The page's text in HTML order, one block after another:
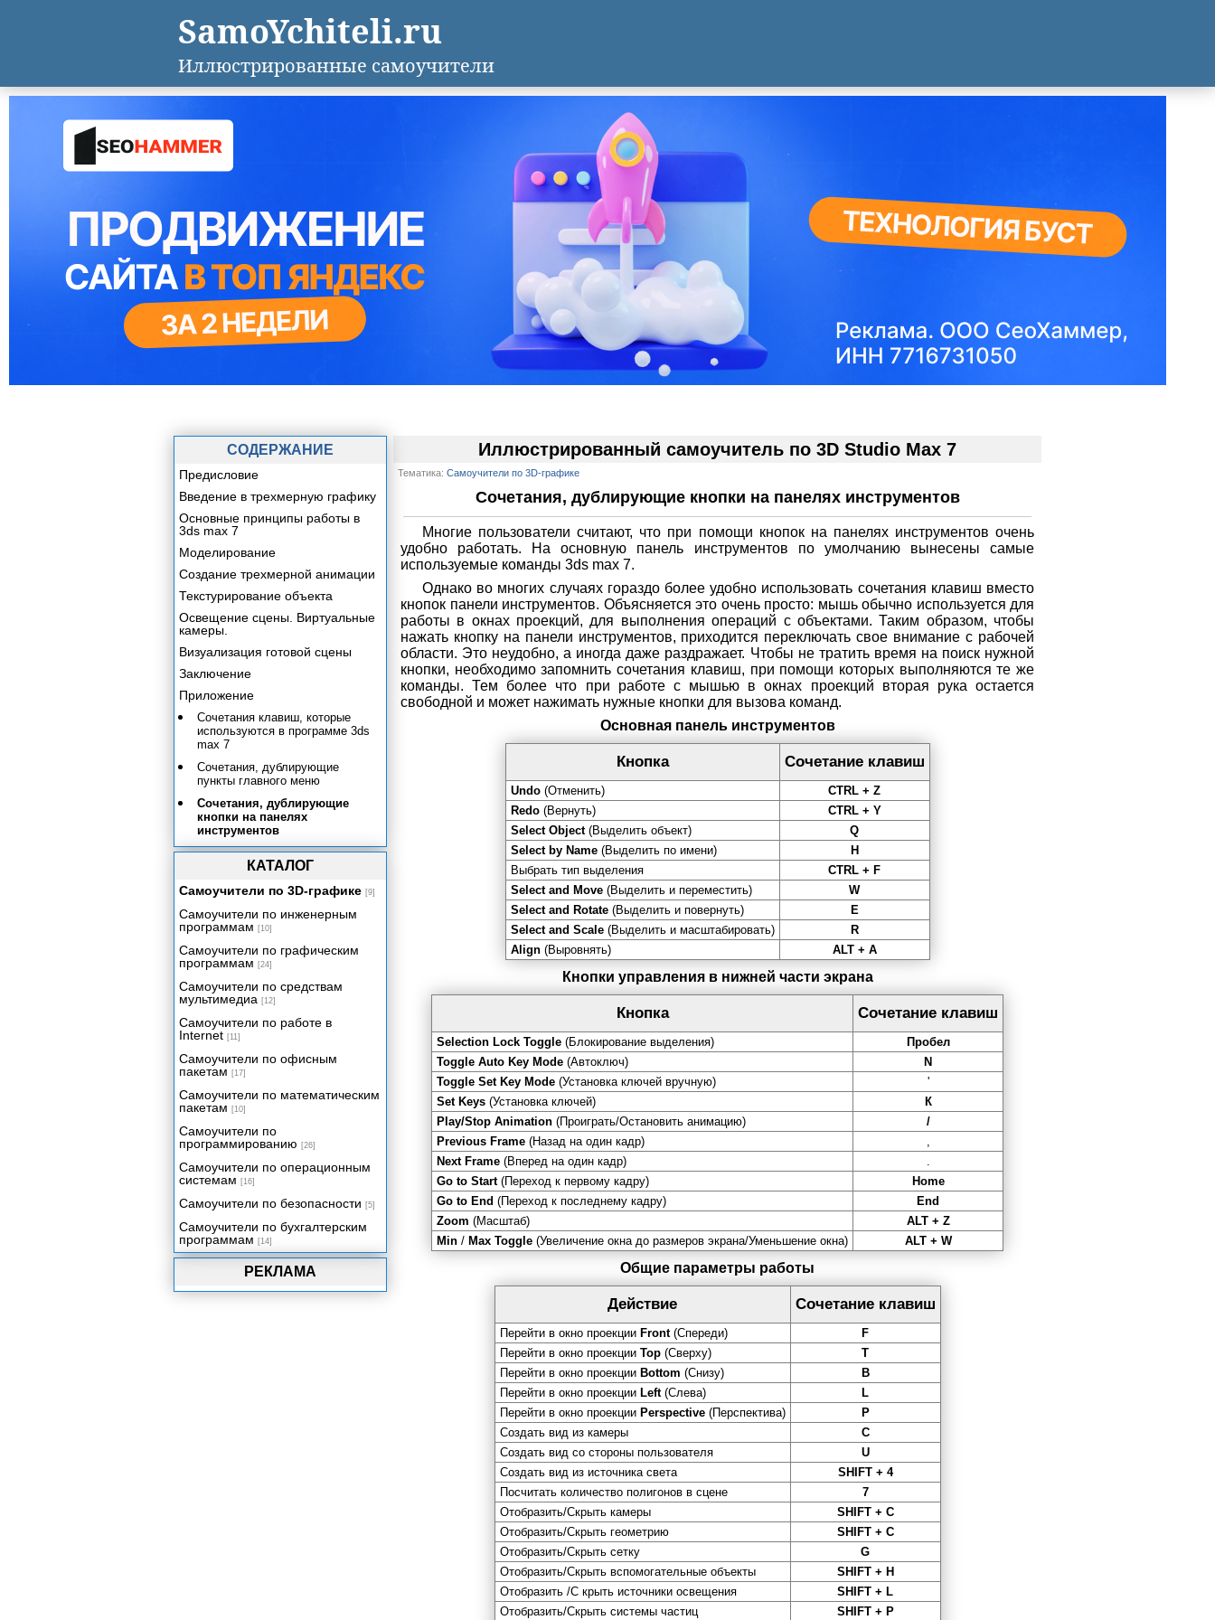
Иллюстрированный самоучитель по 3D Studio Max 7
Тематика: Самоучители по 3D-графике
Сочетания, дублирующие кнопки на панелях инструментов
Многие пользователи считают, что при помощи кнопок на панелях инструментов очень
удобно работать. На основную панель инструментов по умолчанию вынесены самые
используемые команды 3ds max 7.
Однако во многих случаях гораздо более удобно использовать сочетания клавиш вместо
кнопок панели инструментов. Объясняется это очень просто: мышь обычно используется для
работы в окнах проекций, для выполнения операций с объектами. Таким образом, чтобы
нажать кнопку на панели инструментов, приходится переключать свое внимание с рабочей
области. Это неудобно, а иногда даже раздражает. Чтобы не тратить время на поиск нужной
кнопки, необходимо запомнить сочетания клавиш, при помощи которых выполняются те же
команды. Тем более что при работе с мышью в окнах проекций вторая рука остается
свободной и может нажимать нужные кнопки для вызова команд.
Основная панель инструментов
Кнопка Сочетание клавиш
Undo(Отменить)
CTRL + Z
Redo(Вернуть)
CTRL + Y
Select Object(Выделить объект)
Q
Select by Name(Выделить по имени)
H
Выбрать тип выделения
CTRL + F
Select and Move(Выделить и переместить)
W
Select and Rotate(Выделить и повернуть)
E
Select and Scale(Выделить и масштабировать)
R
Align(Выровнять) ALT + A
Кнопки управления в нижней части экрана
Кнопка Сочетание клавиш
Selection Lock Toggle (Блокирование выделения)
Пробел
Toggle Auto Key Mode (Автоключ)
N
Toggle Set Key Mode (Установка ключей вручную)
'
Set Keys (Установка ключей)
К
Play/Stop Animation (Проиграть/Остановить анимацию)
/
Previous Frame (Назад на один кадр)
,
Next Frame (Вперед на один кадр)
.
Go to Start(Переход к первому кадру)
Home
Go to End (Переход к последнему кадру)
End
Zoom (Масштаб)
ALT + Z
Min / Max Toggle (Увеличение окна до размеров экрана/Уменьшение окна) ALT + W
Общие параметры работы
Действие Сочетание клавиш
Перейти в окно проекции Front(Спереди)
F
Перейти в окно проекции Top(Сверху)
Т
Перейти в окно проекции Bottom (Снизу)
B
Перейти в окно проекции Left(Слева)
L
Перейти в окно проекции Perspective(Перспектива)
Р
Создать вид из камеры
С
Создать вид со стороны пользователя
U
Создать вид из источника света
SHIFT + 4
Посчитать количество полигонов в сцене
7
Отобразить/Скрыть камеры
SHIFT + C
Отобразить/Скрыть геометрию
SHIFT + C
Отобразить/Скрыть сетку
G
Отобразить/Скрыть вспомогательные объекты
SHIFT + H
Отобразить /С крыть источники освещения
SHIFT + L
Отобразить/Скрыть системы частиц
SHIFT + P
РЕКЛАМА
СОДЕРЖАНИЕ
Предисловие
Введение в трехмерную графику
Основные принципы работы в
3ds max 7
Моделирование
Создание трехмерной анимации
Текстурирование объекта
Освещение сцены. Виртуальные
камеры.
Визуализация готовой сцены
Заключение
Приложение
Сочетания клавиш, которые
используются в программе 3ds
max 7
Сочетания, дублирующие
пункты главного меню
Сочетания, дублирующие
кнопки на панелях
инструментов
КАТАЛОГ
Самоучители по 3D-графике [9]
Самоучители по инженерным
программам [10]
Самоучители по графическим
программам [24]
Самоучители по средствам
мультимедиа [12]
Самоучители по работе в
Internet [11]
Самоучители по офисным
пакетам [17]
Самоучители по математическим
пакетам [10]
Самоучители по
программированию [26]
Самоучители по операционным
системам [16]
Самоучители по безопасности [5]
Самоучители по бухгалтерским
программам [14]
SamoYchiteli.ru
Иллюстрированные самоучители